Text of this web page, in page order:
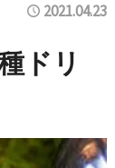
2021.04.23
ドリ